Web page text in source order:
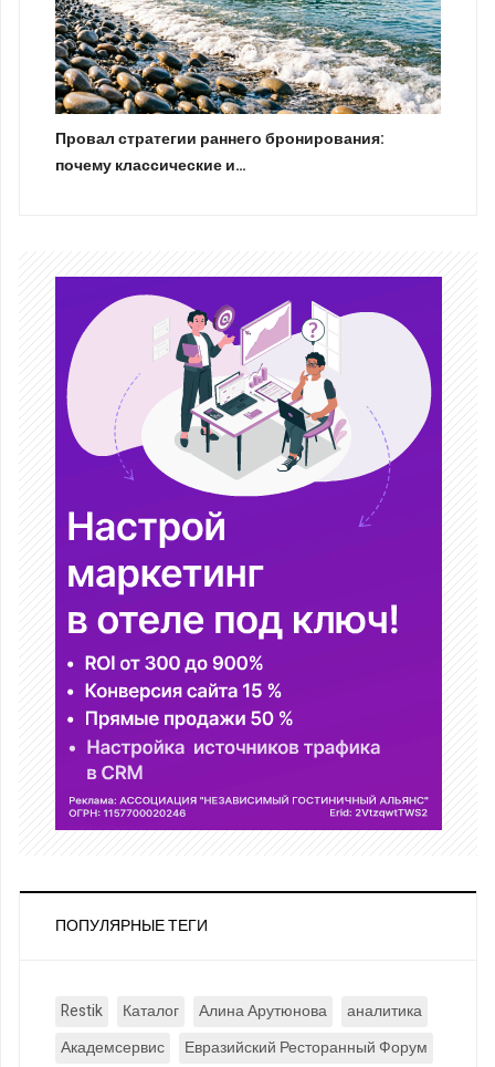
Провал стратегии раннего бронирования:
почему классические и…
ПОПУЛЯРНЫЕ ТЕГИ
Restik Каталог Алина Арутюнова
аналитика
Академсервис
Евразийский Ресторанный Форум